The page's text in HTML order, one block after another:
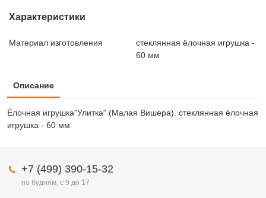
Характеристики
Материал изготовления
стеклянная ёлочная игрушка -
60 мм
Описание
Ёлочная игрушка"Улитка" (Малая Вишера). стеклянная ёлочная
игрушка - 60 мм
+7 (499) 390-15-32
по будням, с 9 до 17